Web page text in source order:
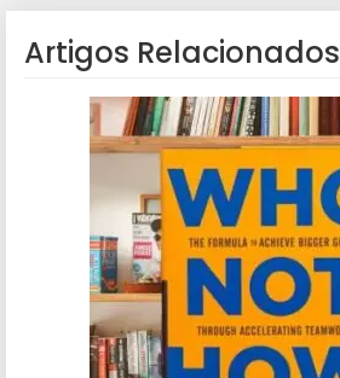
Artigos Relacionados